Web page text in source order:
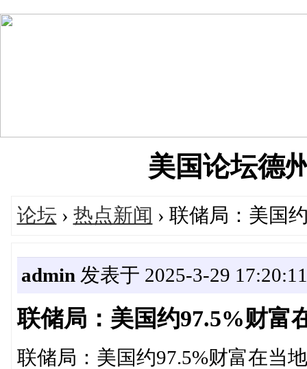
美国论坛德
论坛 › 热点新闻 › 联储局：美国
admin 发表于 2025-3-29 17:20:11
联储局：美国约97.5%财富
联储局：美国约97.5%财富在当